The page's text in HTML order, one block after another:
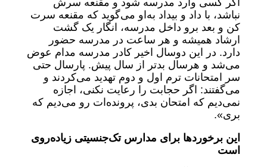
اگر کسی وارد مدرسه شود و مقنعه سرش
نباشد، با داد و بیداد به‌او می‌گوید که مقنعه سرت
کن و بعد برو داخل مدرسه، انگار یک گشت
ارشاد همیشه و هر ساعت در مدرسه حضور
دارد. در این دوسال اخیر کادر مدرسه مدام عوض
می‌شد و هرسال بدتر از سال پیش. پارسال حتی
سر امتحانات ترم اول و دوم تهدید می‌کردند و
می‌گفتند: اگر حجابت را رعایت نکنی، اجازه
نمی‌دیم که امتحان بدی، پرونده‌ات رو می‌دیم که
بری».
این برخوردها برای مدارس تکجنسیتی زیادهروی
است